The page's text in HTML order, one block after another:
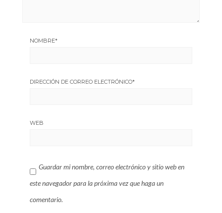
NOMBRE*
DIRECCIÓN DE CORREO ELECTRÓNICO*
WEB
Guardar mi nombre, correo electrónico y sitio web en
este navegador para la próxima vez que haga un
comentario.